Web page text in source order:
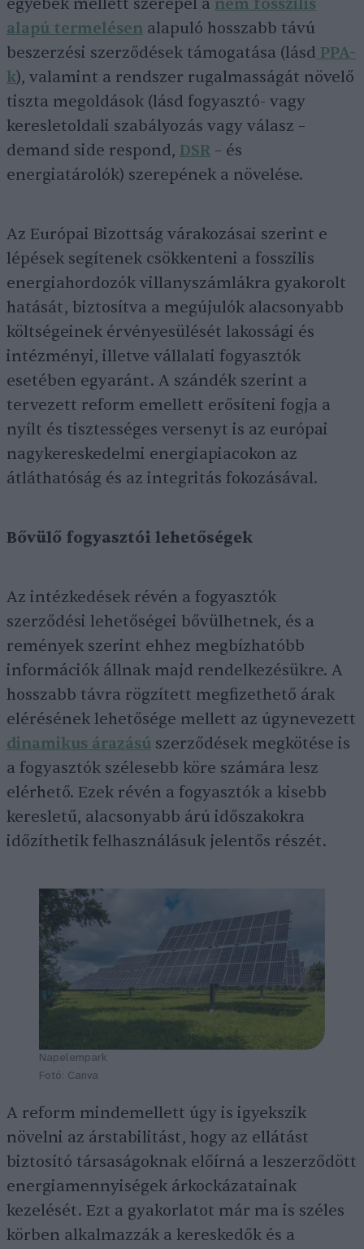
egyebek mellett szerepel a nem fosszilis
alapú termelésen alapuló hosszabb távú
beszerzési szerződések támogatása (lásd PPA-
k), valamint a rendszer rugalmasságát növelő
tiszta megoldások (lásd fogyasztó- vagy
keresletoldali szabályozás vagy válasz –
demand side respond, DSR – és
energiatárolók) szerepének a növelése.
Az Európai Bizottság várakozásai szerint e
lépések segítenek csökkenteni a fosszilis
energiahordozók villanyszámlákra gyakorolt
hatását, biztosítva a megújulók alacsonyabb
költségeinek érvényesülését lakossági és
intézményi, illetve vállalati fogyasztók
esetében egyaránt. A szándék szerint a
tervezett reform emellett erősíteni fogja a
nyílt és tisztességes versenyt is az európai
nagykereskedelmi energiapiacokon az
átláthatóság és az integritás fokozásával.
Bővülő fogyasztói lehetőségek
Az intézkedések révén a fogyasztók
szerződési lehetőségei bővülhetnek, és a
remények szerint ehhez megbízhatóbb
információk állnak majd rendelkezésükre. A
hosszabb távra rögzített megfizethető árak
elérésének lehetősége mellett az úgynevezett
dinamikus árazású szerződések megkötése is
a fogyasztók szélesebb köre számára lesz
elérhető. Ezek révén a fogyasztók a kisebb
keresletű, alacsonyabb árú időszakokra
időzíthetik felhasználásuk jelentős részét.
Napelempark
Fotó: Canva
A reform mindemellett úgy is igyekszik
növelni az árstabilitást, hogy az ellátást
biztosító társaságoknak előírná a leszerződött
energiamennyiségek árkockázatainak
kezelését. Ezt a gyakorlatot már ma is széles
körben alkalmazzák a kereskedők és a